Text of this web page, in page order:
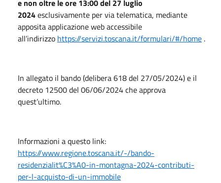
e non oltre le ore 13:00 del 27 luglio
2024esclusivamente per via telematica, mediante
apposita applicazione web accessibile
all’indirizzo https://servizi.toscana.it/formulari/#/home .
In allegato il bando (delibera 618 del 27/05/2024) e il
decreto 12500 del 06/06/2024 che approva
quest’ultimo.
Informazioni a questo link:
https://www.regione.toscana.it/-/bando-
residenzialit%C3%A0-in-montagna-2024-contributi-
per-l-acquisto-di-un-immobile